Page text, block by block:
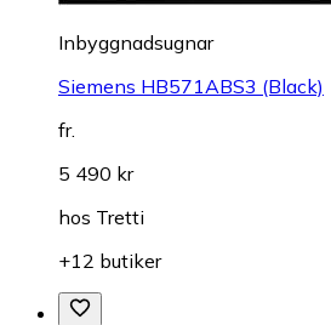
Inbyggnadsugnar
Siemens HB571ABS3 (Black)
fr.
5 490 kr
hos Tretti
+12 butiker